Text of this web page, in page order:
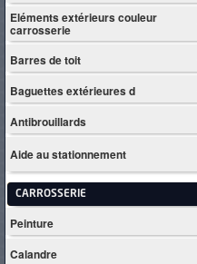
Eléments extérieurs couleur
carrosserie
Barres de toit
Baguettes extérieures d
Antibrouillards
Aide au stationnement
CARROSSERIE
Peinture
Calandre